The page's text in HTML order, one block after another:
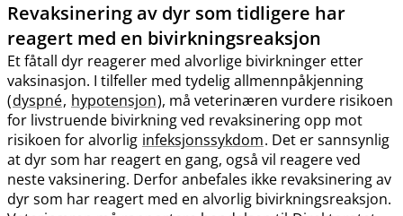
Revaksinering av dyr som tidligere har
reagert med en bivirkningsreaksjon
Et fåtall dyr reagerer med alvorlige bivirkninger etter
vaksinasjon. I tilfeller med tydelig allmennpåkjenning
(dyspné, hypotensjon), må veterinæren vurdere risikoen
for livstruende bivirkning ved revaksinering opp mot
risikoen for alvorlig infeksjonssykdom. Det er sannsynlig
at dyr som har reagert en gang, også vil reagere ved
neste vaksinering. Derfor anbefales ikke revaksinering av
dyr som har reagert med en alvorlig bivirkningsreaksjon.